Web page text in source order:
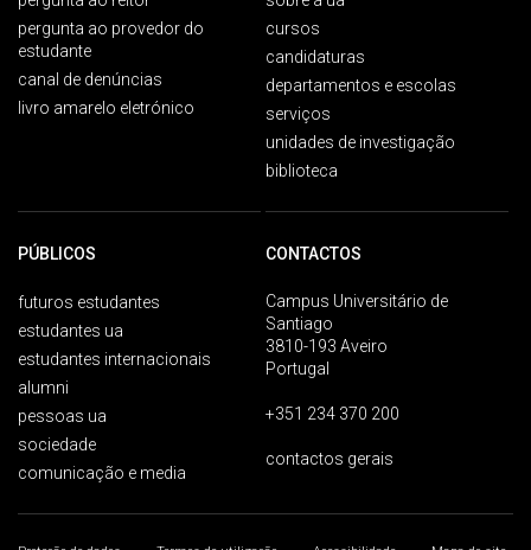
pergunta ao provedor do
estudante
canal de denúncias
livro amarelo eletrónico
cursos
candidaturas
departamentos e escolas
serviços
unidades de investigação
biblioteca
PÚBLICOS
futuros estudantes
estudantes ua
estudantes internacionais
alumni
pessoas ua
sociedade
comunicação e media
CONTACTOS
Campus Universitário de
Santiago
3810-193 Aveiro
Portugal
+351 234 370 200
contactos gerais